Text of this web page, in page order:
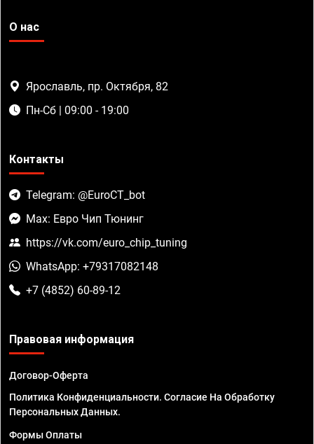
О нас
Ярославль, пр. Октября, 82
Пн-Сб | 09:00 - 19:00
Контакты
Telegram: @EuroCT_bot
Max: Евро Чип Тюнинг
https://vk.com/euro_chip_tuning
WhatsApp: +79317082148
+7 (4852) 60-89-12
Правовая информация
Договор-Оферта
Политика Конфиденциальности. Согласие На Обработку
Персональных Данных.
Формы Оплаты